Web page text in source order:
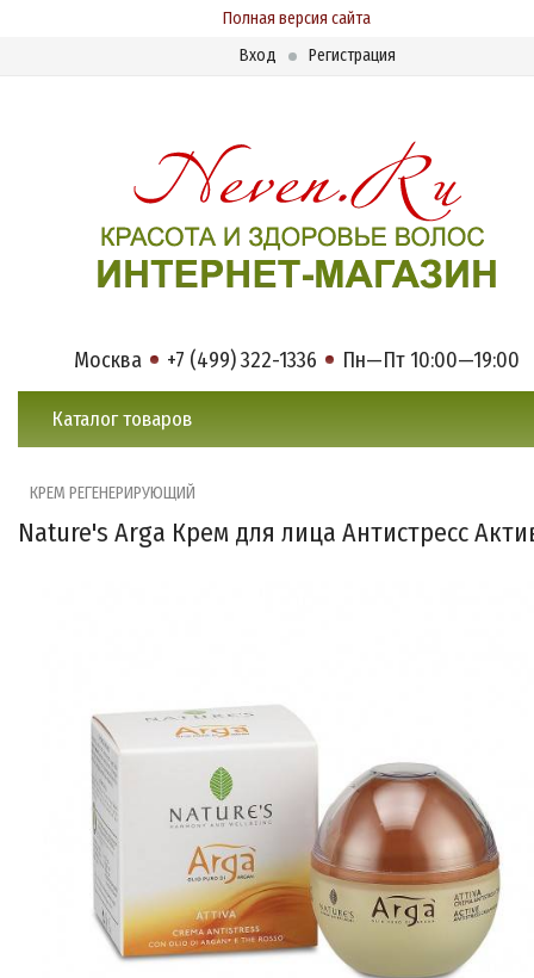
Полная версия сайта
Вход
Регистрация
Москва +7 (499) 322-1336 Пн—Пт 10:00—19:00
Каталог товаров
КРЕМ РЕГЕНЕРИРУЮЩИЙ
Nature's Arga Крем для лица Антистресс